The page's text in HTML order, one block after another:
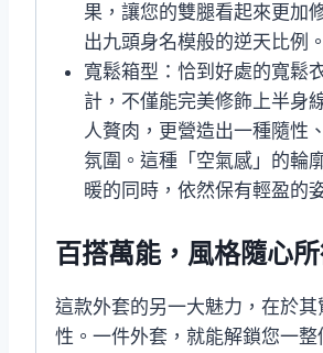
果，讓您的雙腿看起來更加
出九頭身名模般的逆天比例。
寬鬆箱型：恰到好處的寬鬆
計，不僅能完美修飾上半身
人贅肉，更營造出一種隨性
氛圍。這種「空氣感」的輪
暖的同時，依然保有輕盈的
百搭萬能，風格隨心
這款外套的另一大魅力，在於
性。一件外套，就能解鎖您一